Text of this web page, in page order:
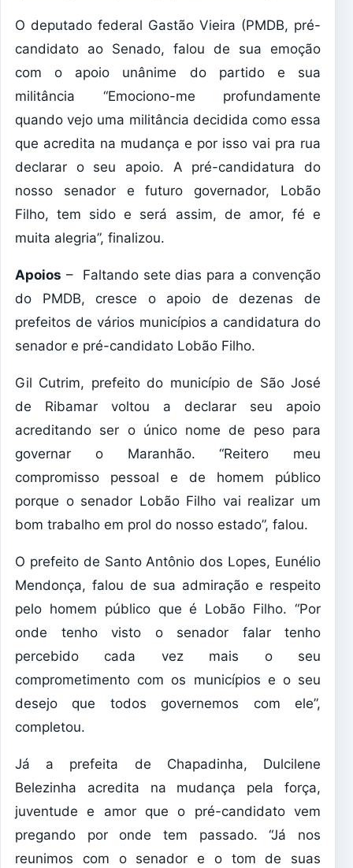
O deputado federal Gastão Vieira (PMDB, pré-
candidato ao Senado, falou de sua emoção
com o apoio unânime do partido e sua
militância “Emociono-me profundamente
quando vejo uma militância decidida como essa
que acredita na mudança e por isso vai pra rua
declarar o seu apoio. A pré-candidatura do
nosso senador e futuro governador, Lobão
Filho, tem sido e será assim, de amor, fé e
muita alegria”, finalizou.
Apoios – Faltando sete dias para a convenção
do PMDB, cresce o apoio de dezenas de
prefeitos de vários municípios a candidatura do
senador e pré-candidato Lobão Filho.
Gil Cutrim, prefeito do município de São José
de Ribamar voltou a declarar seu apoio
acreditando ser o único nome de peso para
governar o Maranhão. “Reitero meu
compromisso pessoal e de homem público
porque o senador Lobão Filho vai realizar um
bom trabalho em prol do nosso estado”, falou.
O prefeito de Santo Antônio dos Lopes, Eunélio
Mendonça, falou de sua admiração e respeito
pelo homem público que é Lobão Filho. “Por
onde tenho visto o senador falar tenho
percebido cada vez mais o seu
comprometimento com os municípios e o seu
desejo que todos governemos com ele”,
completou.
Já a prefeita de Chapadinha, Dulcilene
Belezinha acredita na mudança pela força,
juventude e amor que o pré-candidato vem
pregando por onde tem passado. “Já nos
reunimos com o senador e o tom de suas